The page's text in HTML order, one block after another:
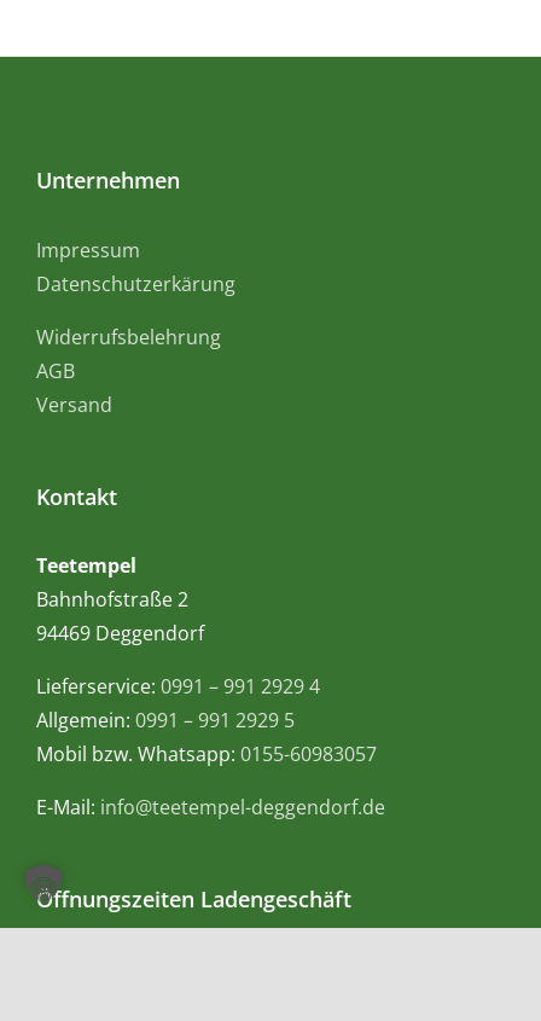
Unternehmen
Impressum
Datenschutzerkärung
Widerrufsbelehrung
AGB
Versand
Kontakt
Teetempel
Bahnhofstraße 2
94469 Deggendorf
Lieferservice: 0991 – 991 2929 4
Allgemein: 0991 – 991 2929 5
Mobil bzw. Whatsapp: 0155-60983057
E-Mail: info@teetempel-deggendorf.de
Öffnungszeiten Ladengeschäft